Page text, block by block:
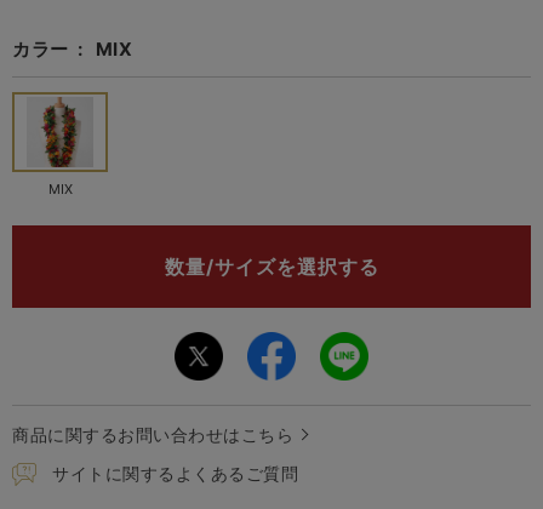
カラー MIX
MIX
数量/サイズを選択する
商品に関するお問い合わせはこちら
サイトに関するよくあるご質問